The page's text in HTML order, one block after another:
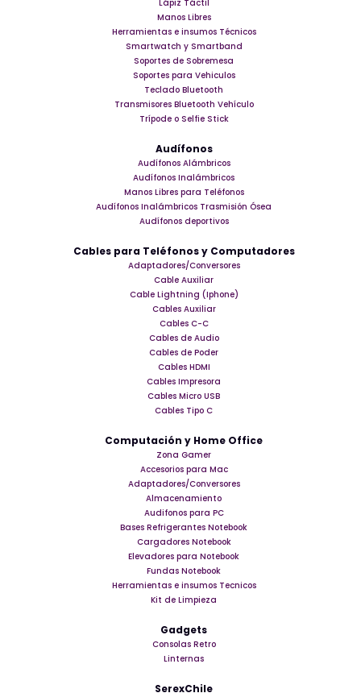
Lápiz Táctil
Manos Libres
Herramientas e insumos Técnicos
Smartwatch y Smartband
Soportes de Sobremesa
Soportes para Vehiculos
Teclado Bluetooth
Transmisores Bluetooth Vehículo
Trípode o Selfie Stick
Audífonos
Audífonos Alámbricos
Audífonos Inalámbricos
Manos Libres para Teléfonos
Audífonos Inalámbricos Trasmisión Ósea
Audífonos deportivos
Cables para Teléfonos y Computadores
Adaptadores/Conversores
Cable Auxiliar
Cable Lightning (Iphone)
Cables Auxiliar
Cables C-C
Cables de Audio
Cables de Poder
Cables HDMI
Cables Impresora
Cables Micro USB
Cables Tipo C
Computación y Home Office
Zona Gamer
Accesorios para Mac
Adaptadores/Conversores
Almacenamiento
Audifonos para PC
Bases Refrigerantes Notebook
Cargadores Notebook
Elevadores para Notebook
Fundas Notebook
Herramientas e insumos Tecnicos
Kit de Limpieza
Gadgets
Consolas Retro
Linternas
SerexChile